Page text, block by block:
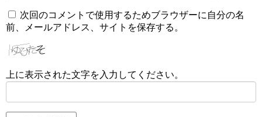
次回のコメントで使用するためブラウザーに自分の名
前、メールアドレス、サイトを保存する。
上に表示された文字を入力してください。